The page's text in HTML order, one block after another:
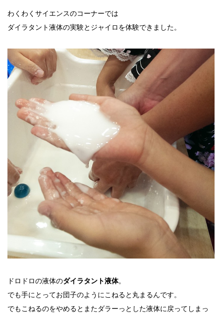
わくわくサイエンスのコーナーでは
ダイラタント液体の実験とジャイロを体験できました。
ドロドロの液体のダイラタント液体。
でも手にとってお団子のようにこねると丸まるんです。
でもこねるのをやめるとまたダラーっとした液体に戻ってしまっ